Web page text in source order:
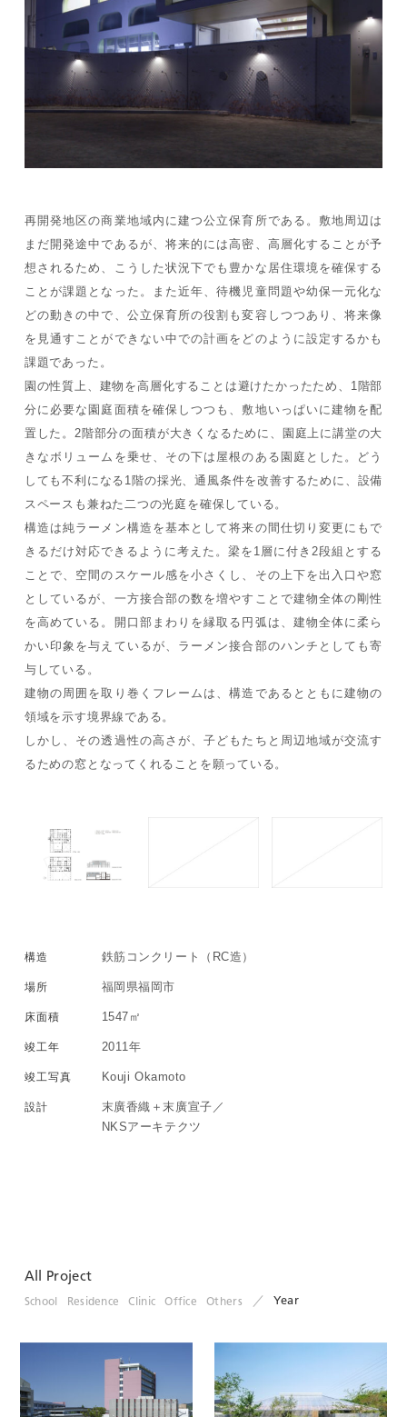
再開発地区の商業地域内に建つ公立保育所である。敷地周辺は
まだ開発途中であるが、将来的には高密、高層化することが予
想されるため、こうした状況下でも豊かな居住環境を確保する
ことが課題となった。また近年、待機児童問題や幼保一元化な
どの動きの中で、公立保育所の役割も変容しつつあり、将来像
を見通すことができない中での計画をどのように設定するかも
課題であった。
園の性質上、建物を高層化することは避けたかったため、1階部
分に必要な園庭面積を確保しつつも、敷地いっぱいに建物を配
置した。2階部分の面積が大きくなるために、園庭上に講堂の大
きなボリュームを乗せ、その下は屋根のある園庭とした。どう
しても不利になる1階の採光、通風条件を改善するために、設備
スペースも兼ねた二つの光庭を確保している。
構造は純ラーメン構造を基本として将来の間仕切り変更にもで
きるだけ対応できるように考えた。梁を1層に付き2段組とする
ことで、空間のスケール感を小さくし、その上下を出入口や窓
としているが、一方接合部の数を増やすことで建物全体の剛性
を高めている。開口部まわりを縁取る円弧は、建物全体に柔ら
かい印象を与えているが、ラーメン接合部のハンチとしても寄
与している。
建物の周囲を取り巻くフレームは、構造であるとともに建物の
領域を示す境界線である。
しかし、その透過性の高さが、子どもたちと周辺地域が交流す
るための窓となってくれることを願っている。
構造 鉄筋コンクリート（RC造）
場所 福岡県福岡市
床面積 1547㎡
竣工年 2011年
竣工写真 Kouji Okamoto
設計
末廣香織＋末廣宣子／
NKSアーキテクツ
All Project
School Residence Clinic Office Others Year